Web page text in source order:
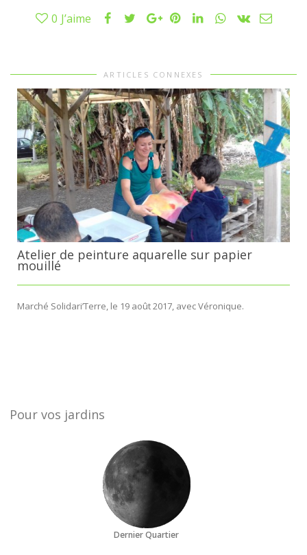
0 J’aime
ARTICLES CONNEXES
Atelier de peinture aquarelle sur papier
mouillé
Marché Solidari’Terre, le 19 août 2017, avec Véronique.
Pour vos jardins
Dernier Quartier